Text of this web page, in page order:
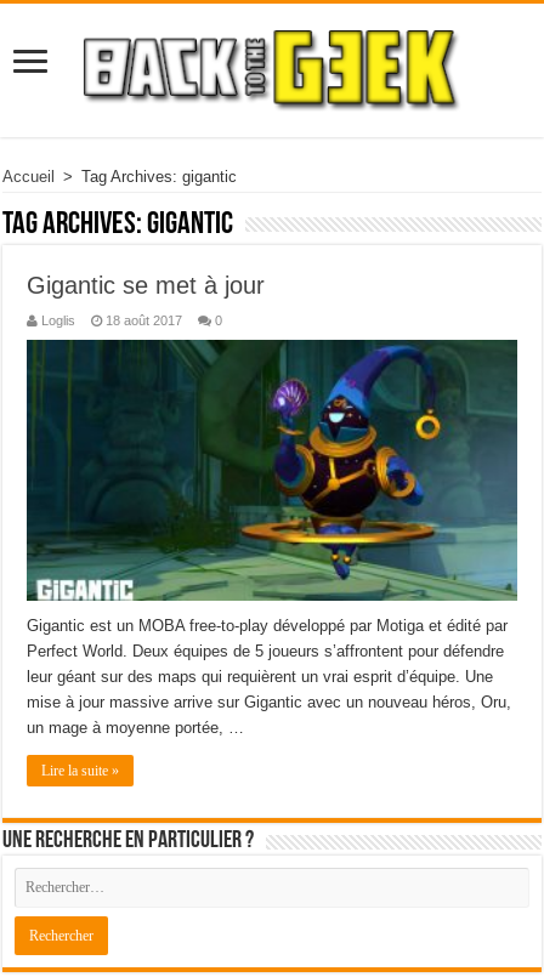
Accueil > Tag Archives: gigantic
Tag Archives:gigantic
Gigantic se met à jour
Loglis 18 août 2017 0
Gigantic est un MOBA free-to-play développé par Motiga et édité par
Perfect World. Deux équipes de 5 joueurs s’affrontent pour défendre
leur géant sur des maps qui requièrent un vrai esprit d’équipe. Une
mise à jour massive arrive sur Gigantic avec un nouveau héros, Oru,
un mage à moyenne portée, …
Lire la suite »
Une recherche en particulier ?